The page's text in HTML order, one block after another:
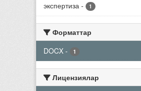
экспертиза - 1
Форматтар
DOCX - 1
Лицензиялар